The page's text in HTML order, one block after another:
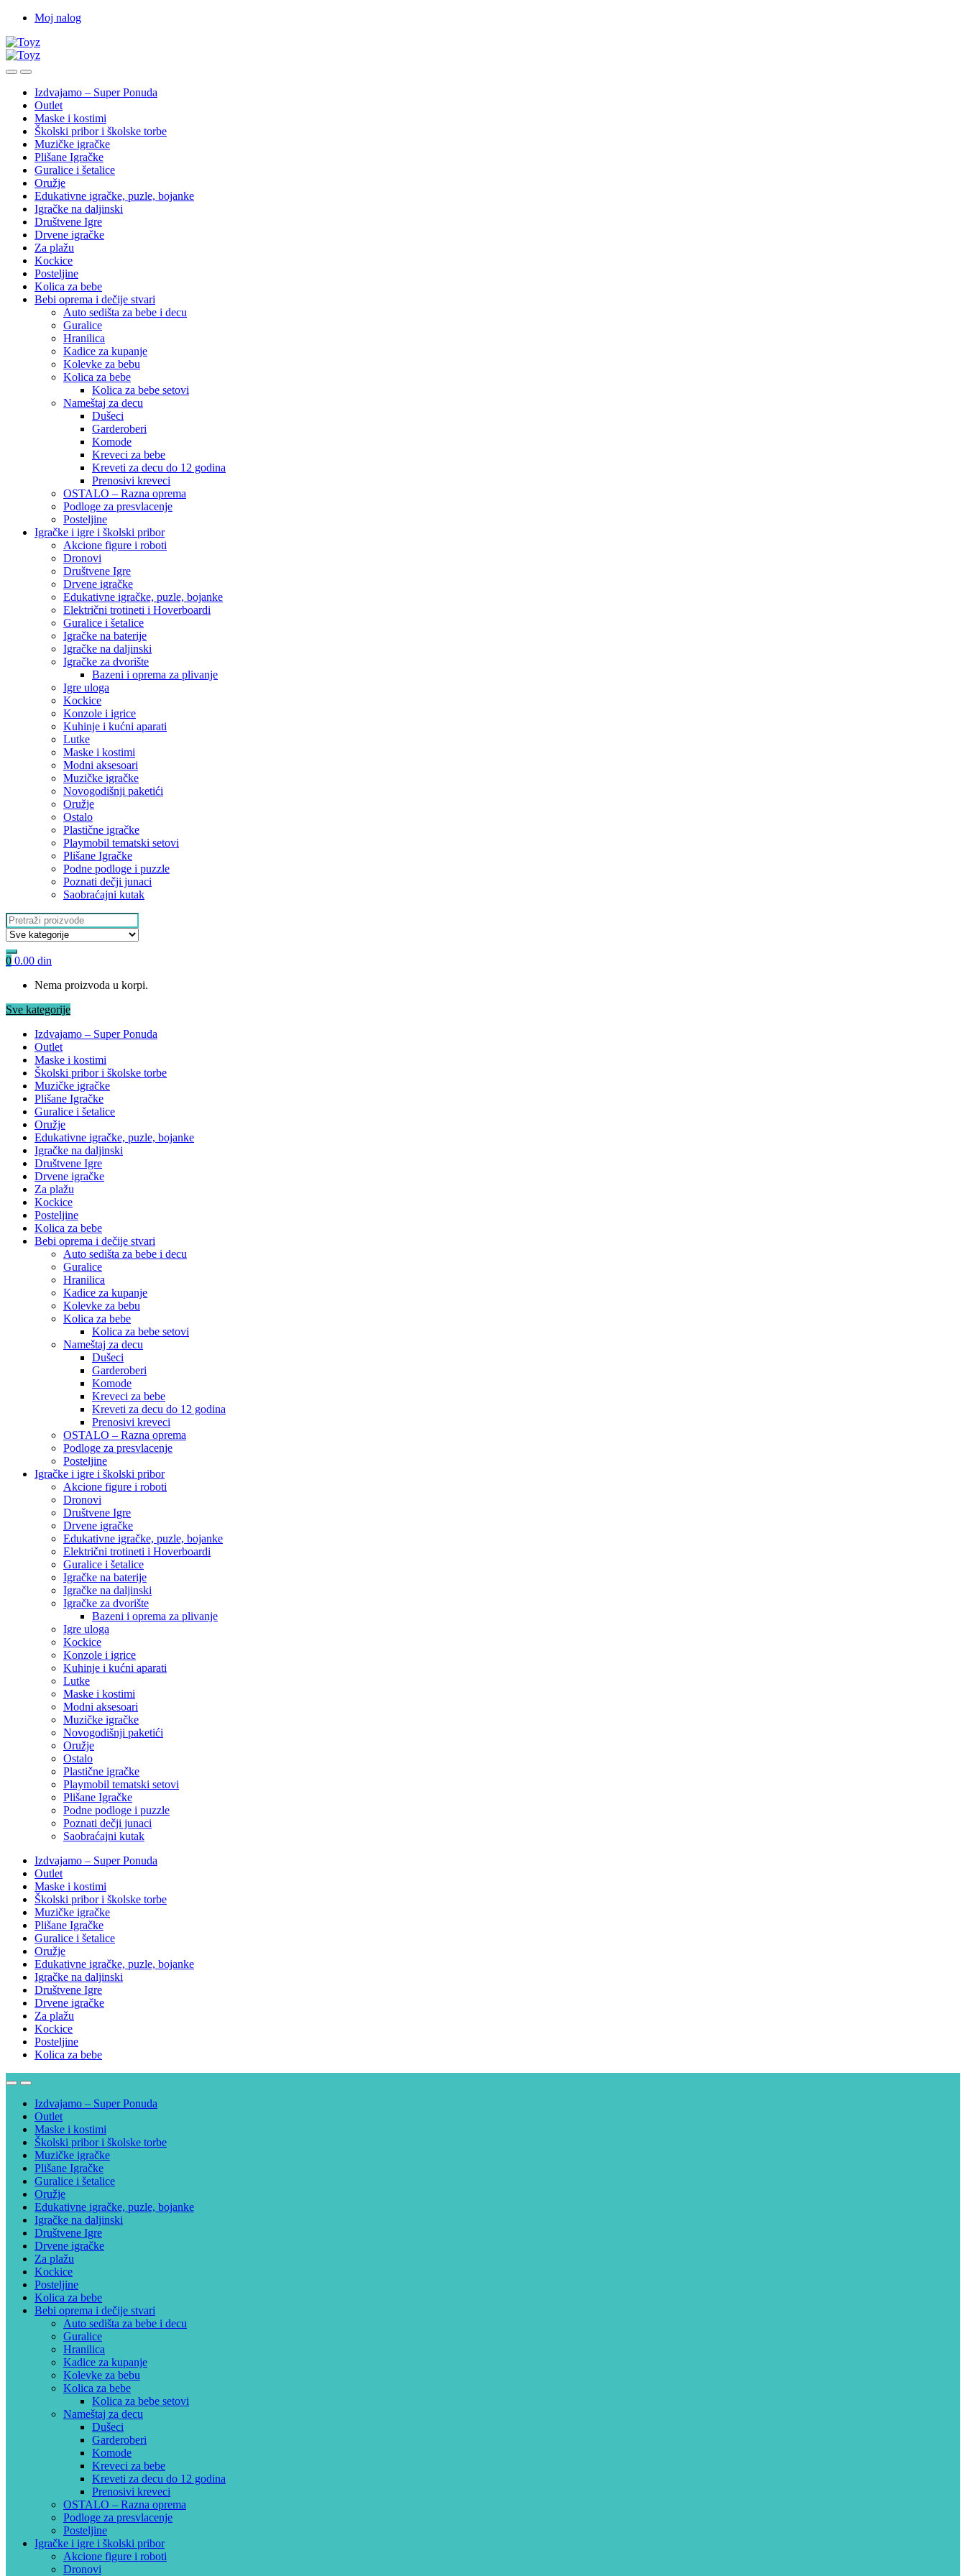
Skip
navigation
Skip
content
Moj nalog
Izdvajamo – Super Ponuda
Outlet
Maske i kostimi
Školski pribor i školske torbe
Muzičke igračke
Plišane Igračke
Guralice i šetalice
Oružje
Edukativne igračke, puzle, bojanke
Igračke na daljinski
Društvene Igre
Drvene igračke
Za plažu
Kockice
Posteljine
Kolica za bebe
Bebi oprema i dečije stvari
Auto sedišta za bebe i decu
Guralice
Hranilica
Kadice za kupanje
Kolevke za bebu
Kolica za bebe
Kolica za bebe setovi
Nameštaj za decu
Dušeci
Garderoberi
Komode
Kreveci za bebe
Kreveti za decu do 12 godina
Prenosivi kreveci
OSTALO – Razna oprema
Podloge za presvlacenje
Posteljine
Igračke i igre i školski pribor
Akcione figure i roboti
Dronovi
Društvene Igre
Drvene igračke
Edukativne igračke, puzle, bojanke
Električni trotineti i Hoverboardi
Guralice i šetalice
Igračke na baterije
Igračke na daljinski
‎Igračke za dvorište
Bazeni i oprema za plivanje
Igre uloga
Kockice
Konzole i igrice
Kuhinje i kućni aparati
Lutke
Maske i kostimi
Modni aksesoari
Muzičke igračke
Novogodišnji paketići
Oružje
Ostalo
Plastične igračke
Playmobil tematski setovi
Plišane Igračke
Podne podloge i puzzle
Poznati dečji junaci
Saobraćajni kutak
Search
for:
0 0.00 din
Nema proizvoda u korpi.
Sve kategorije
Izdvajamo – Super Ponuda
Outlet
Maske i kostimi
Školski pribor i školske torbe
Muzičke igračke
Plišane Igračke
Guralice i šetalice
Oružje
Edukativne igračke, puzle, bojanke
Igračke na daljinski
Društvene Igre
Drvene igračke
Za plažu
Kockice
Posteljine
Kolica za bebe
Bebi oprema i dečije stvari
Auto sedišta za bebe i decu
Guralice
Hranilica
Kadice za kupanje
Kolevke za bebu
Kolica za bebe
Kolica za bebe setovi
Nameštaj za decu
Dušeci
Garderoberi
Komode
Kreveci za bebe
Kreveti za decu do 12 godina
Prenosivi kreveci
OSTALO – Razna oprema
Podloge za presvlacenje
Posteljine
Igračke i igre i školski pribor
Akcione figure i roboti
Dronovi
Društvene Igre
Drvene igračke
Edukativne igračke, puzle, bojanke
Električni trotineti i Hoverboardi
Guralice i šetalice
Igračke na baterije
Igračke na daljinski
‎Igračke za dvorište
Bazeni i oprema za plivanje
Igre uloga
Kockice
Konzole i igrice
Kuhinje i kućni aparati
Lutke
Maske i kostimi
Modni aksesoari
Muzičke igračke
Novogodišnji paketići
Oružje
Ostalo
Plastične igračke
Playmobil tematski setovi
Plišane Igračke
Podne podloge i puzzle
Poznati dečji junaci
Saobraćajni kutak
Izdvajamo – Super Ponuda
Outlet
Maske i kostimi
Školski pribor i školske torbe
Muzičke igračke
Plišane Igračke
Guralice i šetalice
Oružje
Edukativne igračke, puzle, bojanke
Igračke na daljinski
Društvene Igre
Drvene igračke
Za plažu
Kockice
Posteljine
Kolica za bebe
Izdvajamo – Super Ponuda
Outlet
Maske i kostimi
Školski pribor i školske torbe
Muzičke igračke
Plišane Igračke
Guralice i šetalice
Oružje
Edukativne igračke, puzle, bojanke
Igračke na daljinski
Društvene Igre
Drvene igračke
Za plažu
Kockice
Posteljine
Kolica za bebe
Bebi oprema i dečije stvari
Auto sedišta za bebe i decu
Guralice
Hranilica
Kadice za kupanje
Kolevke za bebu
Kolica za bebe
Kolica za bebe setovi
Nameštaj za decu
Dušeci
Garderoberi
Komode
Kreveci za bebe
Kreveti za decu do 12 godina
Prenosivi kreveci
OSTALO – Razna oprema
Podloge za presvlacenje
Posteljine
Igračke i igre i školski pribor
Akcione figure i roboti
Dronovi